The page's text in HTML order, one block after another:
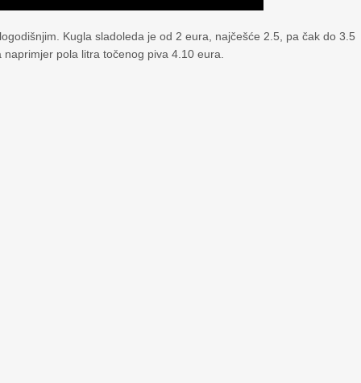
Kugla sladoleda je od 2 eura, najčešće 2.5, pa čak do 3.5
pola litra točenog piva 4.10 eura.